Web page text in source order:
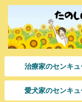
治療家のセンキュ
愛犬家のセンキュ